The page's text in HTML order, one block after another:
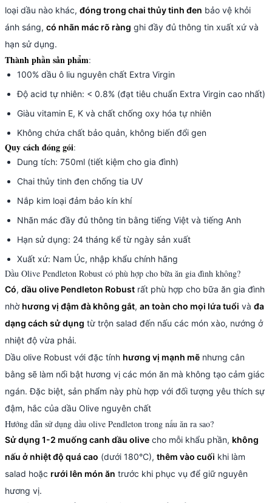
loại dầu nào khác, đóng trong chai thủy tinh đen bảo vệ khỏi
ánh sáng, có nhãn mác rõ ràng ghi đầy đủ thông tin xuất xứ và
hạn sử dụng.
Thành phần sản phẩm:
100% dầu ô liu nguyên chất Extra Virgin
Độ acid tự nhiên: < 0.8% (đạt tiêu chuẩn Extra Virgin cao nhất)
Giàu vitamin E, K và chất chống oxy hóa tự nhiên
Không chứa chất bảo quản, không biến đổi gen
Quy cách đóng gói:
Dung tích: 750ml (tiết kiệm cho gia đình)
Chai thủy tinh đen chống tia UV
Nắp kim loại đảm bảo kín khí
Nhãn mác đầy đủ thông tin bằng tiếng Việt và tiếng Anh
Hạn sử dụng: 24 tháng kể từ ngày sản xuất
Xuất xứ: Nam Úc, nhập khẩu chính hãng
Dầu Olive Pendleton Robust có phù hợp cho bữa ăn gia đình không?
Có, dầu olive Pendleton Robust rất phù hợp cho bữa ăn gia đình
nhờ hương vị đậm đà không gắt, an toàn cho mọi lứa tuổi và đa
dạng cách sử dụng từ trộn salad đến nấu các món xào, nướng ở
nhiệt độ vừa phải.
Dầu olive Robust với đặc tính hương vị mạnh mẽ nhưng cân
bằng sẽ làm nổi bật hương vị các món ăn mà không tạo cảm giác
ngán. Đặc biệt, sản phẩm này phù hợp với đối tượng yêu thích sự
đậm, hắc của dầu Olive nguyên chất
Hướng dẫn sử dụng dầu olive Pendleton trong nấu ăn ra sao?
Sử dụng 1-2 muống canh dầu olive cho mỗi khẩu phần, không
nấu ở nhiệt độ quá cao (dưới 180°C), thêm vào cuối khi làm
salad hoặc rưới lên món ăn trước khi phục vụ để giữ nguyên
hương vị.